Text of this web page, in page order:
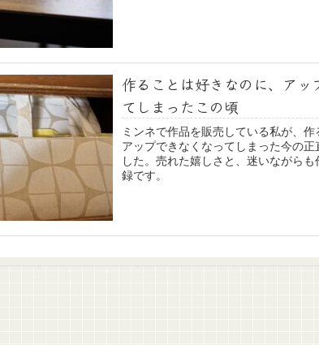
作ることは好きなのに、アッ
てしまったこの頃
ミンネで作品を販売している私が、
アップできなくなってしまった今の正
した。売れた嬉しさと、迷いながら
録です。